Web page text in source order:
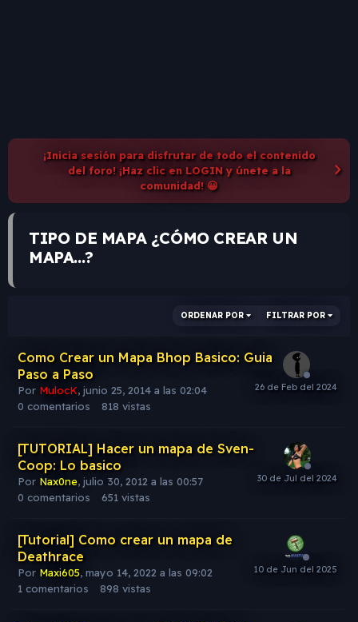
¡Inicia sesión para disfrutar de todo el contenido
del foro! ¡Haz clic en LOGIN y únete a la
comunidad! 😀
TIPO DE MAPA ¿CÓMO CREAR UN
MAPA...?
ORDENAR POR FILTRAR POR
Como Crear un Mapa Bhop Basico: Guia
Paso a Paso
Por MulocK, junio 25, 2014 a las 02:04
0 comentarios 818 vistas
[TUTORIAL] Hacer un mapa de Sven-
Coop: Lo basico
Por Nax0ne, julio 30, 2012 a las 00:57
0 comentarios 651 vistas
[Tutorial] Como crear un mapa de
Deathrace
Por Maxi605, mayo 14, 2022 a las 09:02
1 comentarios 898 vistas